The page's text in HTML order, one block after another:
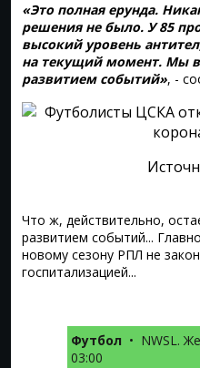
«Это полная ерунда.
решения не было. У 85
высокий уровень
на текущий момент. Мы
развитием событий», -
Что ж, действительно,
развитием событий...
новому сезону РПЛ не
госпитализацией...
Футбол • NWSL.
03:00